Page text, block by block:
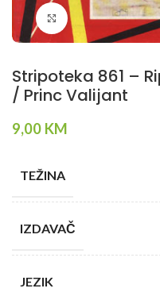
Klikni da povečaš
Stripoteka 861 –
/ Princ Valijant
9,00 KM
TEŽINA
IZDAVAČ
JEZIK